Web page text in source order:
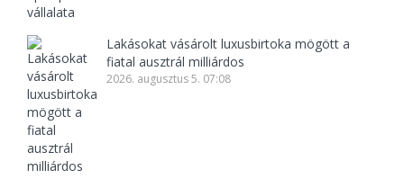
Lakásokat vásárolt luxusbirtoka mögött a
fiatal ausztrál milliárdos
2026. augusztus 5. 07:08